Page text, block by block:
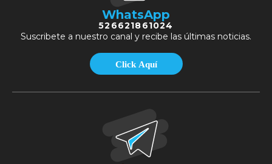
WhatsApp
526621861024
Suscribete a nuestro canal y recibe las últimas noticias.
Click Aquí